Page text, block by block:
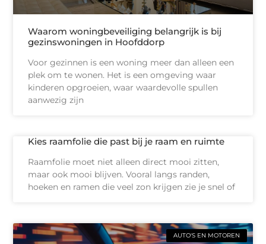
Waarom woningbeveiliging belangrijk is bij
gezinswoningen in Hoofddorp
Voor gezinnen is een woning meer dan alleen een
plek om te wonen. Het is een omgeving waar
kinderen opgroeien, waar waardevolle spullen
aanwezig zijn
Kies raamfolie die past bij je raam en ruimte
Raamfolie moet niet alleen direct mooi zitten,
maar ook mooi blijven. Vooral langs randen,
hoeken en ramen die veel zon krijgen zie je snel of
AUTO'S EN MOTOREN